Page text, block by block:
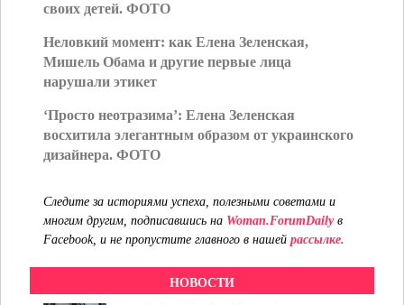
своих детей. ФОТО
Неловкий момент: как Елена Зеленская,
Мишель Обама и другие первые лица
нарушали этикет
‘Просто неотразима’: Елена Зеленская
восхитила элегантным образом от украинского
дизайнера. ФОТО
Следите за историями успеха, полезными советами и
многим другим, подписавшись на Woman.ForumDailyв
Facebook, и не пропустите главного в нашей рассылке.
НОВОСТИ